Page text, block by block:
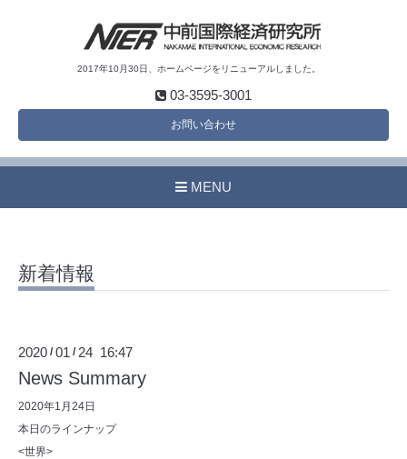
2017年10月30日、ホームページをリニューアルしました。
03-3595-3001
お問い合わせ
MENU
新着情報
2020 /01 / 24 16:47
News Summary
2020年1月24日
本日のラインナップ
<世界>